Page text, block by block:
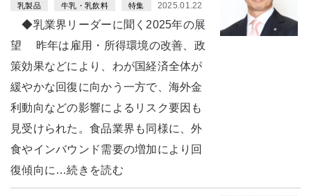
乳製品 牛乳・乳飲料 特集 2025.01.22
◆乳業界リーダーに聞く2025年の展
望 昨年は雇用・所得環境の改善、政
策効果などにより、わが国経済全体が
緩やかな回復に向かう一方で、海外金
利動向などの影響によるリスク要因も
見受けられた。食品業界も同様に、外
食やインバウンド需要の増加により回
復傾向に…続きを読む